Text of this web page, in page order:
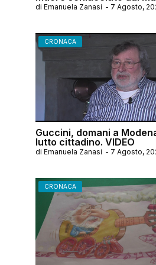
di Emanuela Zanasi - 7 Agosto,
CRONACA
Guccini, domani a
lutto cittadino. VIDEO
di Emanuela Zanasi - 7 Agosto,
CRONACA